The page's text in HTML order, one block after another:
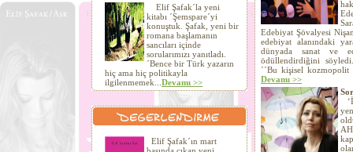
Elif Şafak´la yeni
kitabı ´Şemspare´yi
konuştuk. Şafak, yeni bir
romana başlamanın
sancıları içinde
sorularımızı yanıtladı.
´Bence bir Türk yazarın
hiç ama hiç politikayla
ilgilenmemek... Devamı >>
Elif Şafak´ın mart
Edebiyat Şövalyesi
edebiyat alanındaki
dünyada sanat ve
ödüllendirdiğini
´´Bu kişisel
Devamı >>